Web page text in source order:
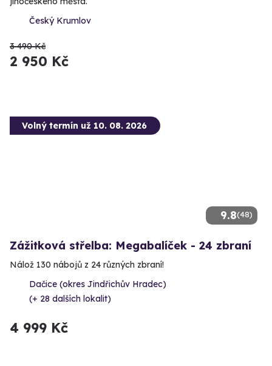
Český Krumlov
3 490 Kč
2 950 Kč
9.8(48)
Volný termín už 10. 08. 2026
Zážitková střelba: Megabalíček - 24 zbraní
Nálož 130 nábojů z 24 různých zbraní!
Dačice (okres Jindřichův Hradec)
(+ 28 dalších lokalit)
4 999 Kč